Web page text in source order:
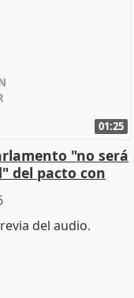
01:25
"no será
del pacto con